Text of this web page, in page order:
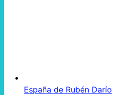
España de Rubén Darío